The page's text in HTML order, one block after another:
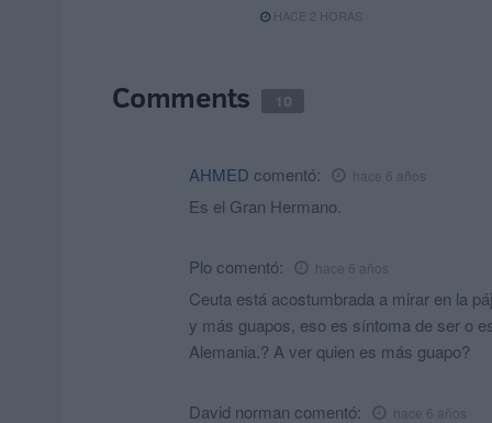
HACE 2 HORAS
Comments 10
AHMED comentó: hace 6 años
Es el Gran Hermano.
Plo comentó: hace 6 años
Ceuta está acostumbrada a mirar en la
y más guapos, eso es síntoma de ser o
Alemania.? A ver quien es más guapo?
David norman comentó: hace 6 años